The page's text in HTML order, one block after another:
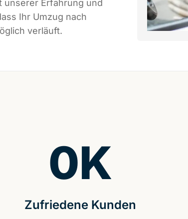
unserer Erfahrung und
Ihr Umzug nach
verläuft.
Zufriedene Kunden
0K